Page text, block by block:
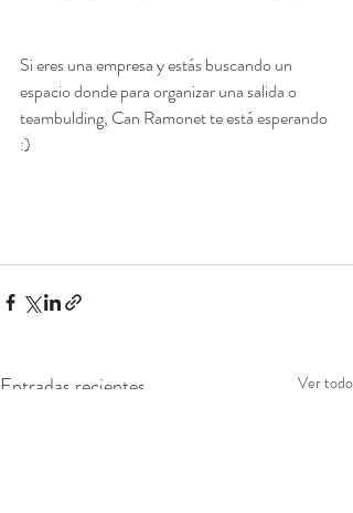
Si eres una empresa y estás buscando un
espacio donde para organizar una salida o
teambulding, Can Ramonet te está esperando
:)
Entradas recientes Ver todo